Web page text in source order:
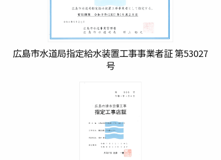
広島市水道局指定給水装置工事事業者証 第53027
号